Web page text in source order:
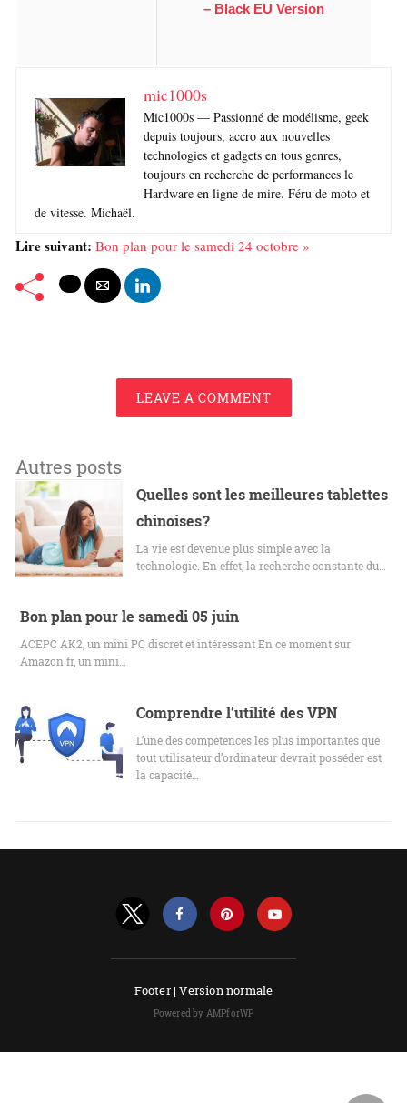
– Black EU Version
mic1000s
Mic1000s — Passionné de modélisme, geek
depuis toujours, accro aux nouvelles
technologies et gadgets en tous genres,
toujours en recherche de performances le
Hardware en ligne de mire. Féru de moto et
de vitesse. Michaël.
Lire suivant: Bon plan pour le samedi 24 octobre »
LEAVE A COMMENT
Autres posts
Quelles sont les meilleures tablettes
chinoises ?
La vie est devenue plus simple avec la
technologie. En effet, la recherche constante du…
Bon plan pour le samedi 05 juin
ACEPC AK2, un mini PC discret et intéressant En ce moment sur
Amazon.fr, un mini…
Comprendre l’utilité des VPN
L’une des compétences les plus importantes que
tout utilisateur d’ordinateur devrait posséder est
la capacité…
Footer |Version normale
Powered by AMPforWP